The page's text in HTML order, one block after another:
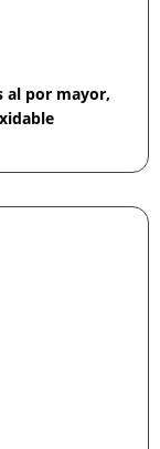
al por mayor,